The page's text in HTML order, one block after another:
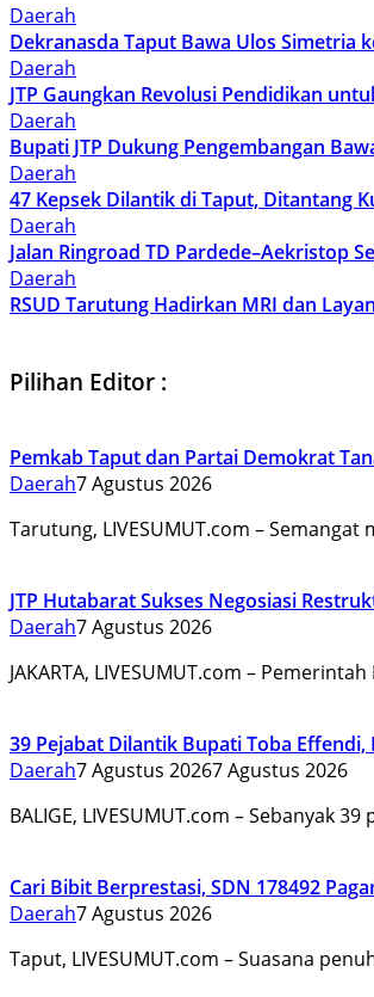
Daerah
Dekranasda Taput Bawa Ulos Simetria
Daerah
JTP Gaungkan Revolusi Pendidikan
Daerah
Bupati JTP Dukung Pengembangan
Daerah
47 Kepsek Dilantik di Taput, Ditantang
Daerah
Jalan Ringroad TD Pardede–Aekristop
Daerah
RSUD Tarutung Hadirkan MRI dan
Pilihan Editor :
Pemkab Taput dan Partai Demokrat
Daerah7 Agustus 2026
Tarutung, LIVESUMUT.com –
JTP Hutabarat Sukses Negosiasi
Daerah7 Agustus 2026
JAKARTA, LIVESUMUT.com –
39 Pejabat Dilantik Bupati Toba
Daerah7 Agustus 20267 Agustus 2026
BALIGE, LIVESUMUT.com – Sebanyak
Cari Bibit Berprestasi, SDN 178492
Daerah7 Agustus 2026
Taput, LIVESUMUT.com – Suasana